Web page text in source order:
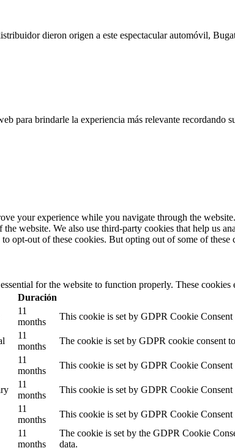
dieron origen a este espectacular automóvil,
para brindarle la experiencia más relevante
your experience while you navigate through the
website. We also use third-party cookies that help us
opt-out of these cookies. But opting out of some of
for the website to function properly. These
Duración
11
months
This cookie is set by GDPR Cookie
11
months
The cookie is set by GDPR cookie consent
11
months
This cookie is set by GDPR Cookie
11
months
This cookie is set by GDPR Cookie
11
months
This cookie is set by GDPR Cookie
11
months
The cookie is set by the GDPR Cookie
data.